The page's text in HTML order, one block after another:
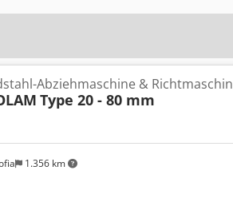
1.356 km
Abziehmaschine &
Type 20 - 80 mm